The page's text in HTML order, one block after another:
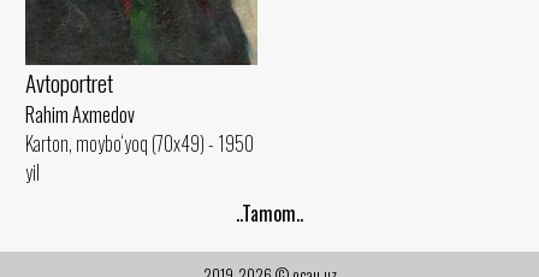
Avtoportret
Rahim Axmedov
Karton, moybo‘yoq (70x49) - 1950
yil
..Tamom..